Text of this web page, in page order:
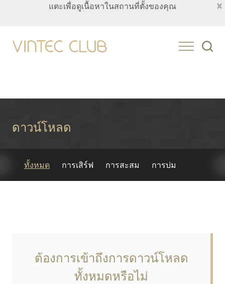
×
แตะเพื่อดูเนื้อหาในสถานที่ตั้งของคุณ
ดาวน์โหลด
ทั้งหมด การเสิร์ฟ การสะสม การบ่ม
ต้องการเข้าถึงการดาวน์โหลด
ทั้งหมดหรือไม่